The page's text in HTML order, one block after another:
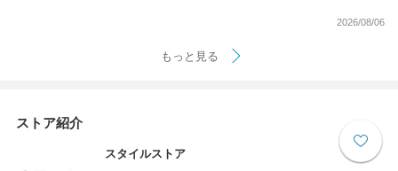
2026/08/06
もっと見る
ストア紹介
スタイルストア